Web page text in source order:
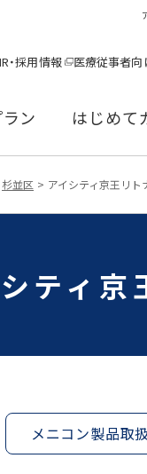
・採用情報 医療従事者向
ン はじめて
杉並区 アイシティ京王リト
ティ京
メニコン製品取